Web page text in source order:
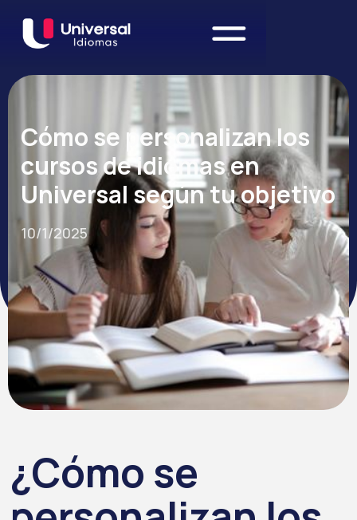
Cómo se personalizan los
cursos de idiomas en
Universal según tu objetivo
10/1/2025
¿Cómo se